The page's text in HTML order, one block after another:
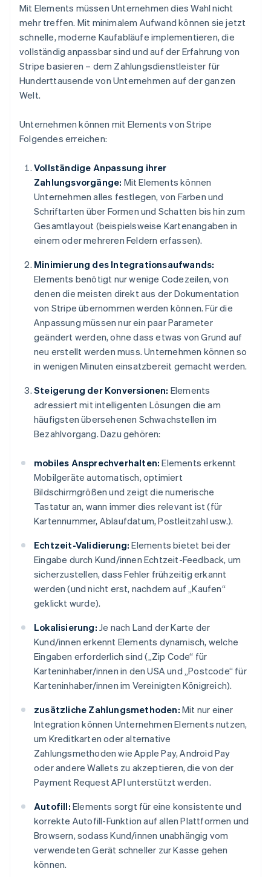
Mit Elements müssen Unternehmen dies Wahl nicht
mehr treffen. Mit minimalem Aufwand können sie jetzt
schnelle, moderne Kaufabläufe implementieren, die
vollständig anpassbar sind und auf der Erfahrung von
Stripe basieren – dem Zahlungsdienstleister für
Hunderttausende von Unternehmen auf der ganzen
Welt.
Unternehmen können mit Elements von Stripe
Folgendes erreichen:
Vollständige Anpassung ihrer
Zahlungsvorgänge: Mit Elements können
Unternehmen alles festlegen, von Farben und
Schriftarten über Formen und Schatten bis hin zum
Gesamtlayout (beispielsweise Kartenangaben in
einem oder mehreren Feldern erfassen).
Minimierung des Integrationsaufwands:
Elements benötigt nur wenige Codezeilen, von
denen die meisten direkt aus der Dokumentation
von Stripe übernommen werden können. Für die
Anpassung müssen nur ein paar Parameter
geändert werden, ohne dass etwas von Grund auf
neu erstellt werden muss. Unternehmen können so
in wenigen Minuten einsatzbereit gemacht werden.
Steigerung der Konversionen: Elements
adressiert mit intelligenten Lösungen die am
häufigsten übersehenen Schwachstellen im
Bezahlvorgang. Dazu gehören:
mobiles Ansprechverhalten: Elements erkennt
Mobilgeräte automatisch, optimiert
Bildschirmgrößen und zeigt die numerische
Tastatur an, wann immer dies relevant ist (für
Kartennummer, Ablaufdatum, Postleitzahl usw.).
Echtzeit-Validierung: Elements bietet bei der
Eingabe durch Kund/innen Echtzeit-Feedback, um
sicherzustellen, dass Fehler frühzeitig erkannt
werden (und nicht erst, nachdem auf „Kaufen“
geklickt wurde).
Lokalisierung: Je nach Land der Karte der
Kund/innen erkennt Elements dynamisch, welche
Eingaben erforderlich sind („Zip Code“ für
Karteninhaber/innen in den USA und „Postcode“ für
Karteninhaber/innen im Vereinigten Königreich).
zusätzliche Zahlungsmethoden: Mit nur einer
Integration können Unternehmen Elements nutzen,
um Kreditkarten oder alternative
Zahlungsmethoden wie Apple Pay, Android Pay
oder andere Wallets zu akzeptieren, die von der
Payment Request API unterstützt werden.
Autofill: Elements sorgt für eine konsistente und
korrekte Autofill-Funktion auf allen Plattformen und
Browsern, sodass Kund/innen unabhängig vom
verwendeten Gerät schneller zur Kasse gehen
können.
Australien
English
Belgien
Brasilien
PortuguêsEnglish
Bulgarien
English
Dänemark
English
Deutschland
Deutsch English
Estland
English
Festlandchina
简体中文English
EnglishSvenska
Frankreich
FrançaisEnglish
Gibraltar
English
Griechenland
English
English
Irland
English
Italiano English
Japan